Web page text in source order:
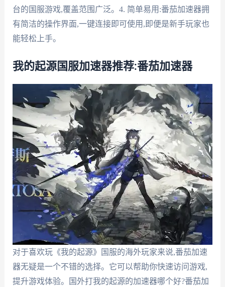
台的国服游戏,覆盖范围广泛。4. 简单易用:番茄加速器拥
有简洁的操作界面,一键连接即可使用,即便是新手玩家也
能轻松上手。
我的起源国服加速器推荐:番茄加速器
对于喜欢玩《我的起源》国服的海外玩家来说,番茄加速
器无疑是一个不错的选择。它可以帮助你快速访问游戏,
提升游戏体验。国外打我的起源的加速器哪个好?番茄加